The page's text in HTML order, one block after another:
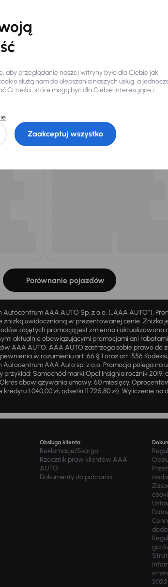
pojazdówkażdego dnia.
Porównanie pojazdów
AAA AUTO Sp. z o.o. („AAA AUTO”).
uwidocznioną w prezentowanej cenie. Zniżka
objętych promocją jest zmienna i
aktualnie obowiązującymi promocjami ani
AAA AUTO. AAA AUTO zastrzega sobie prawo
w rozumieniu art. 66 § 1 oraz art. 556
AAA Auto sp. z o.o. Promocja polega na
Samochód marki Opel Insignia rocznik 2019,
obowiązywania umowy: 60 miesięcy.
1 040,00 zł, odsetki 11 725,80 zł). Wyliczenie
Obsługa klienta
Reklamacje/Skarga
Rzecznik praw klientów AAA
AUTO
Dokumenty do pobrania
2022
aby przeglądanie naszej witryny było dla Ciebie jak
służą nam do ulepszania naszych usług, a
Ci treści, które mogą być dla Ciebie interesujące i
Zaakceptuj wszystko